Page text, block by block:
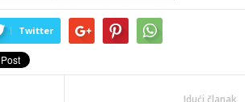
Twitter
Idući članak